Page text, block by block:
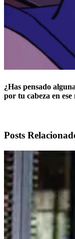
¿Has pensado
por tu cabeza en ese
Posts